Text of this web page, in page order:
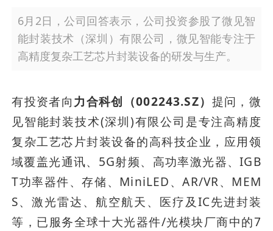
6月2日，公司回答表示，公司投资参股了微见智
能封装技术（深圳）有限公司，微见智能专注于
高精度复杂工艺芯片封装设备的研发与生产。
有投资者向力合科创（002243.SZ） 提问，微
见智能封装技术(深圳)有限公司是专注高精度
复杂工艺芯片封装设备的高科技企业，应用领
域覆盖光通讯、5G射频、高功率激光器、IGB
T功率器件、存储、MiniLED、AR/VR、MEM
S、激光雷达、航空航天、医疗及IC先进封装
等，已服务全球十大光器件/光模块厂商中的7